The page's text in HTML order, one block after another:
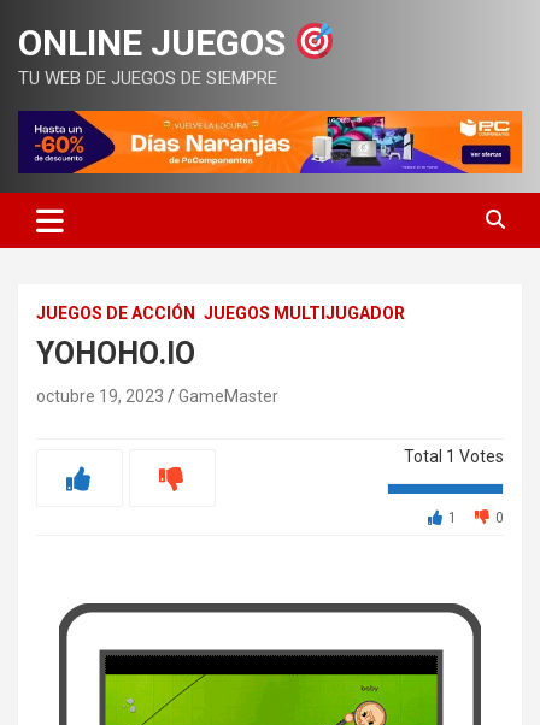
contenido
ONLINE JUEGOS
TU WEB DE JUEGOS DE SIEMPRE
JUEGOS DE ACCIÓN JUEGOS MULTIJUGADOR
YOHOHO.IO
octubre 19, 2023 GameMaster
Total 1 Votes
0
1